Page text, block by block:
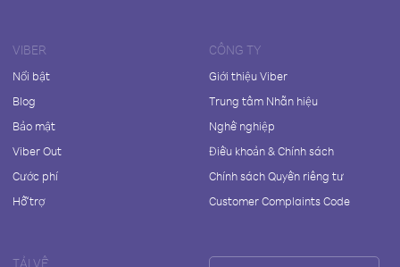
VIBER
Nổi bật
Blog
Bảo mật
Viber Out
Cước phí
Hỗ trợ
CÔNG TY
Giới thiệu Viber
Trung tâm Nhãn hiệu
Nghề nghiệp
Điều khoản & Chính sách
Chính sách Quyền riêng tư
Customer Complaints Code
TẢI VỀ